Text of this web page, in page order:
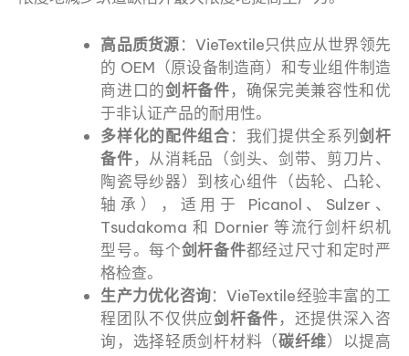
高品质货源：VieTextile只供应从世界领先
的 OEM（原设备制造商）和专业组件制造
商进口的剑杆备件，确保完美兼容性和优
于非认证产品的耐用性。
多样化的配件组合：我们提供全系列剑杆
备件，从消耗品（剑头、剑带、剪刀片、
陶瓷导纱器）到核心组件（齿轮、凸轮、
轴承），适用于 Picanol、Sulzer、
Tsudakoma 和 Dornier 等流行剑杆织机
型号。每个剑杆备件都经过尺寸和定时严
格检查。
生产力优化咨询：VieTextile经验丰富的工
程团队不仅供应剑杆备件，还提供深入咨
询，选择轻质剑杆材料（碳纤维）以提高